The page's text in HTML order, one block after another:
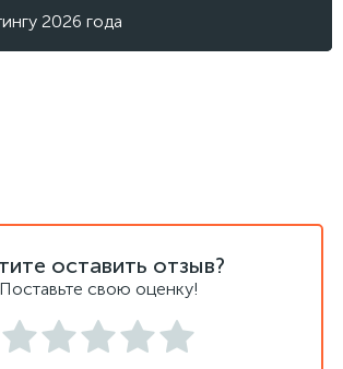
2026 года
оставить отзыв?
Поставьте свою оценку!